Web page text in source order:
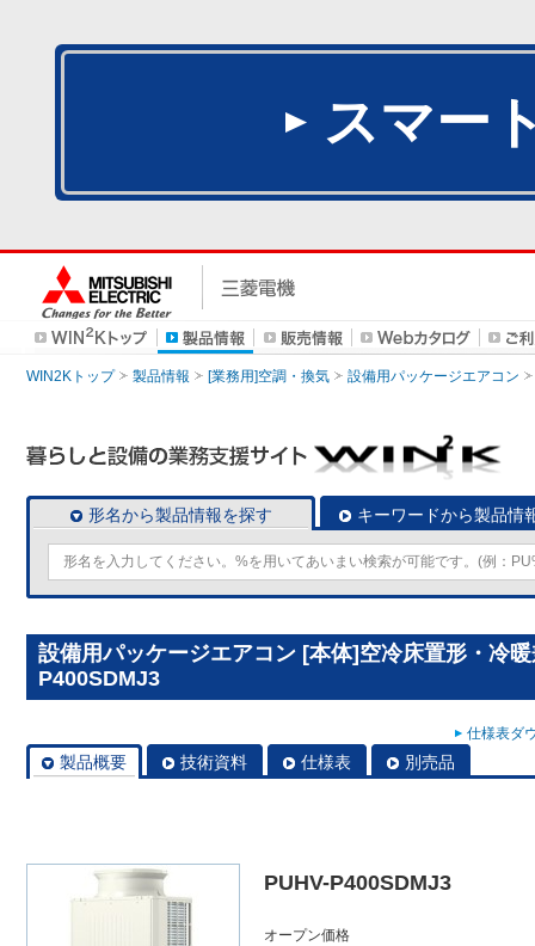
スマー
WIN2Kトップ 製品情報 [業務用]空調・換気 設備用パッケージエアコン
形名から製品情報を探す キーワードから製品情
設備用パッケージエアコン [本体]空冷床置形・冷
P400SDMJ3
仕様表ダ
製品概要 技術資料 仕様表 別売品
PUHV-P400SDMJ3
オープン価格